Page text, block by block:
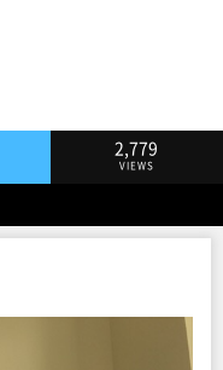
2,779
VIEWS